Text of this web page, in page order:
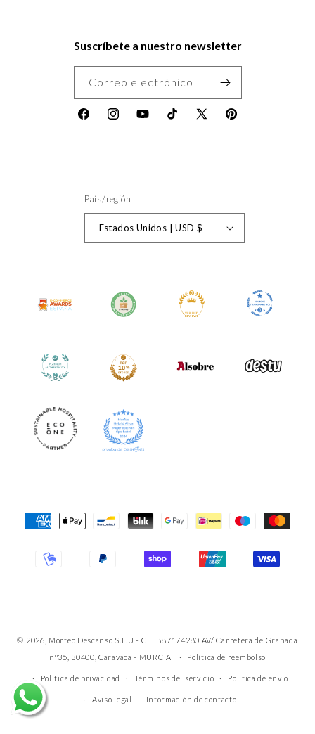
Suscríbete a nuestro newsletter
Correo electrónico
FacebookInstagramYouTubeTikTok
X
Pinterest
País/región
Estados Unidos | USD $
pago
© 2026, Morfeo Descanso S.L.U - CIF B87174280 AV/ Carretera de Granada
nº35, 30400, Caravaca - MURCIA
Política de reembolso
Política de privacidad Términos del servicio Política de envío
Aviso legal Información de contacto